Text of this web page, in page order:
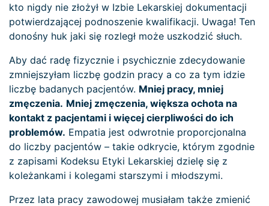
kto nigdy nie złożył w Izbie Lekarskiej dokumentacji
potwierdzającej podnoszenie kwalifikacji. Uwaga! Ten
donośny huk jaki się rozległ może uszkodzić słuch.
Aby dać radę fizycznie i psychicznie zdecydowanie
zmniejszyłam liczbę godzin pracy a co za tym idzie
liczbę badanych pacjentów. Mniej pracy, mniej
zmęczenia. Mniej zmęczenia, większa ochota na
kontakt z pacjentami i więcej cierpliwości do ich
problemów. Empatia jest odwrotnie proporcjonalna
do liczby pacjentów – takie odkrycie, którym zgodnie
z zapisami Kodeksu Etyki Lekarskiej dzielę się z
koleżankami i kolegami starszymi i młodszymi.
Przez lata pracy zawodowej musiałam także zmienić